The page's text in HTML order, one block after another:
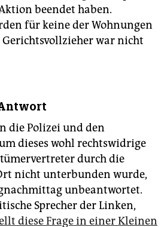
beendet haben.
für keine der Wohnungen
Gerichtsvollzieher war nicht
die Polizei und den
dieses wohl rechtswidrige
durch die
nicht unterbunden wurde,
unbeantwortet.
Sprecher der Linken,
diese Frage in einer Kleinen